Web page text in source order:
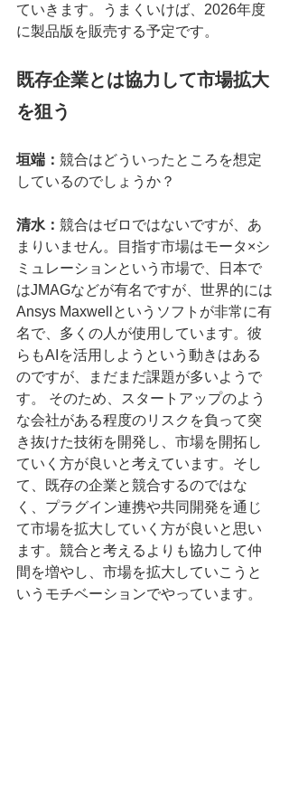
ていきます。うまくいけば、2026年度
に製品版を販売する予定です。
既存企業とは協力して市場拡大
を狙う
垣端： 競合はどういったところを想定
しているのでしょうか？
清水： 競合はゼロではないですが、あ
まりいません。目指す市場はモータ×シ
ミュレーションという市場で、日本で
はJMAGなどが有名ですが、世界的には
Ansys Maxwellというソフトが非常に有
名で、多くの人が使用しています。彼
らもAIを活用しようという動きはある
のですが、まだまだ課題が多いようで
す。 そのため、スタートアップのよう
な会社がある程度のリスクを負って突
き抜けた技術を開発し、市場を開拓し
ていく方が良いと考えています。そし
て、既存の企業と競合するのではな
く、プラグイン連携や共同開発を通じ
て市場を拡大していく方が良いと思い
ます。競合と考えるよりも協力して仲
間を増やし、市場を拡大していこうと
いうモチベーションでやっています。